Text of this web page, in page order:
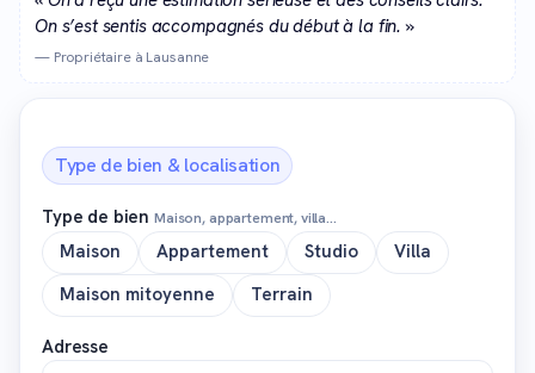
On s’est sentis accompagnés du début à la fin. »
— Propriétaire à Lausanne
Type de bien & localisation
Type de bienMaison, appartement, villa…
Maison Appartement Studio
Villa
Maison mitoyenne
Terrain
Adresse